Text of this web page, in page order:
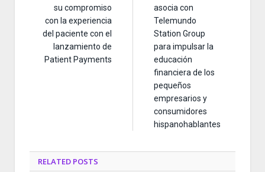
su compromiso
con la experiencia
del paciente con el
lanzamiento de
Patient Payments
asocia con
Telemundo
Station Group
para impulsar la
educación
financiera de los
pequeños
empresarios y
consumidores
hispanohablantes
RELATED POSTS